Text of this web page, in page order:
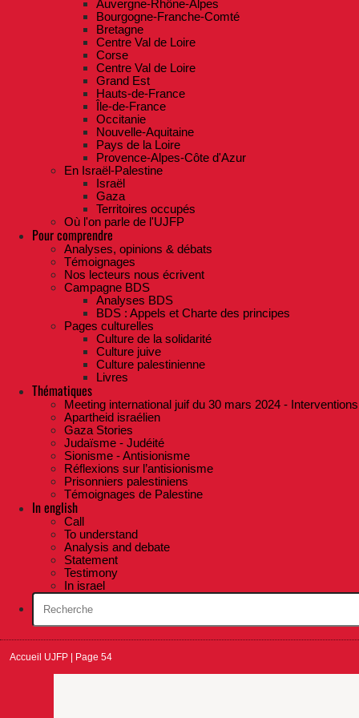
Auvergne-Rhône-Alpes
Bourgogne-Franche-Comté
Bretagne
Centre Val de Loire
Corse
Centre Val de Loire
Grand Est
Hauts-de-France
Île-de-France
Occitanie
Nouvelle-Aquitaine
Pays de la Loire
Provence-Alpes-Côte d'Azur
En Israël-Palestine
Israël
Gaza
Territoires occupés
Où l'on parle de l'UJFP
Pour comprendre
Analyses, opinions & débats
Témoignages
Nos lecteurs nous écrivent
Campagne BDS
Analyses BDS
BDS : Appels et Charte des principes
Pages culturelles
Culture de la solidarité
Culture juive
Culture palestinienne
Livres
Thématiques
Meeting international juif du 30 mars 2024 - Interventions
Apartheid israélien
Gaza Stories
Judaïsme - Judéité
Sionisme - Antisionisme
Réflexions sur l’antisionisme
Prisonniers palestiniens
Témoignages de Palestine
In english
Call
To understand
Analysis and debate
Statement
Testimony
In israel
Accueil UJFP Page 54